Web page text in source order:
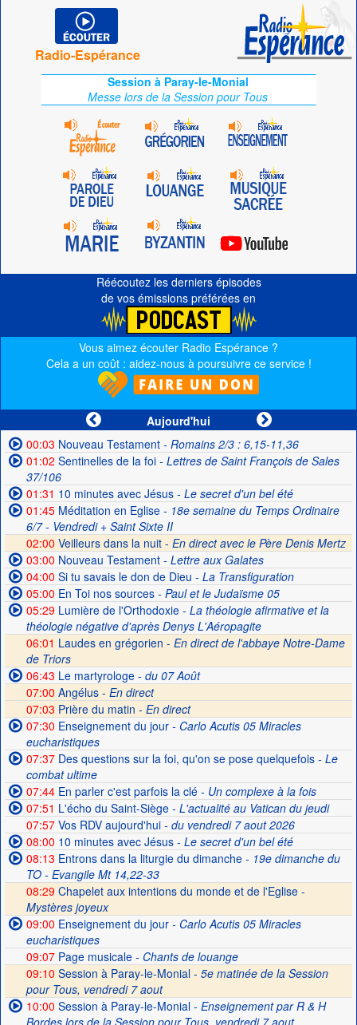
Radio-Espérance
Session à Paray-le-Monial
Messe lors de la Session pour Tous
Réécoutez les derniers épisodes
de vos émissions préférées en
Vous aimez écouter Radio Espérance ?
Cela a un coût : aidez-nous à poursuivre ce service !
Aujourd'hui
00:03 Nouveau Testament- Romains 2/3 : 6,15-11,36
01:02 Sentinelles de la foi- Lettres de Saint François de Sales
37/106
01:31 10 minutes avec Jésus- Le secret d'un bel été
01:45Méditation en Eglise- 18e semaine du Temps Ordinaire
6/7 - Vendredi + Saint Sixte II
02:00 Veilleurs dans la nuit - En direct avec le Père Denis Mertz
03:00 Nouveau Testament- Lettre aux Galates
04:00 Si tu savais le don de Dieu - La Transfiguration
05:00 En Toi nos sources- Paul et le Judaïsme 05
05:29Lumière de l'Orthodoxie- La théologie afirmative et la
théologie négative d'après Denys L'Aéropagite
06:01 Laudes en grégorien - En direct de l'abbaye Notre-Dame
de Triors
06:43 Le martyrologe- du 07 Août
07:00 Angélus - En direct
07:03 Prière du matin - En direct
07:30 Enseignement du jour- Carlo Acutis 05 Miracles
eucharistiques
07:37Des questions sur la foi, qu'on se pose quelquefois- Le
combat ultime
07:44En parler c'est parfois la clé- Un complexe à la fois
07:51 L'écho du Saint-Siège- L'actualité au Vatican du jeudi
07:57Vos RDV aujourd'hui- du vendredi 7 aout 2026
08:00 10 minutes avec Jésus- Le secret d'un bel été
08:13 Entrons dans la liturgie du dimanche- 19e dimanche du
TO - Evangile Mt 14,22-33
08:29 Chapelet aux intentions du monde et de l'Eglise -
Mystères joyeux
09:00 Enseignement du jour- Carlo Acutis 05 Miracles
eucharistiques
09:07Page musicale- Chants de louange
09:10 Session à Paray-le-Monial - 5e matinée de la Session
pour Tous, vendredi 7 aout
10:00 Session à Paray-le-Monial- Enseignement par R & H
Bordes lors de la Session pour Tous, vendredi 7 aout